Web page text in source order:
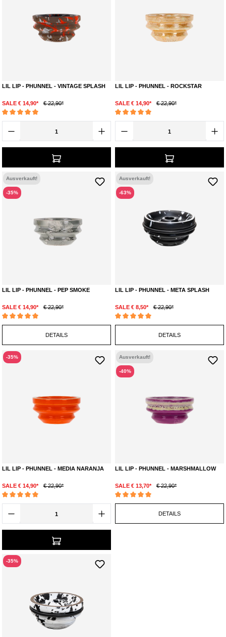
LIL LIP - PHUNNEL - VINTAGE SPLASH
SALE € 14,90* € 22,90*
Durchschnittliche Bewertung von 5 von 5 Sternen
LIL LIP - PHUNNEL - ROCKSTAR
SALE € 14,90* € 22,90*
Durchschnittliche Bewertung von 5 von 5
Ausverkauft!
-35%
LIL LIP - PHUNNEL - PEP SMOKE
SALE € 14,90* € 22,90*
Durchschnittliche Bewertung von 5 von 5 Sternen
DETAILS
Ausverkauft!
-63%
LIL LIP - PHUNNEL - META SPLASH
SALE € 8,50* € 22,90*
Durchschnittliche Bewertung von 5 von 5
DETAILS
-35%
LIL LIP - PHUNNEL - MEDIA NARANJA
SALE € 14,90* € 22,90*
Durchschnittliche Bewertung von 5 von 5 Sternen
Ausverkauft!
-40%
LIL LIP - PHUNNEL - MARSHMALLOW
SALE € 13,70* € 22,90*
Durchschnittliche Bewertung von 5 von 5
DETAILS
-35%